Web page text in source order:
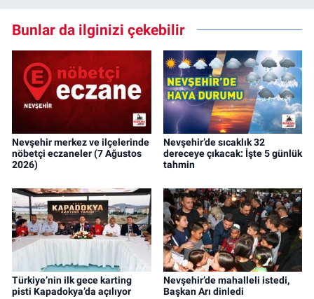
Bunlar da ilginizi çekebilir
Nevşehir merkez ve ilçelerinde
nöbetçi eczaneler (7 Ağustos
2026)
Nevşehir’de sıcaklık 32
dereceye çıkacak: İşte 5 günlük
tahmin
Türkiye’nin ilk gece karting
pisti Kapadokya’da açılıyor
Nevşehir’de mahalleli istedi,
Başkan Arı dinledi